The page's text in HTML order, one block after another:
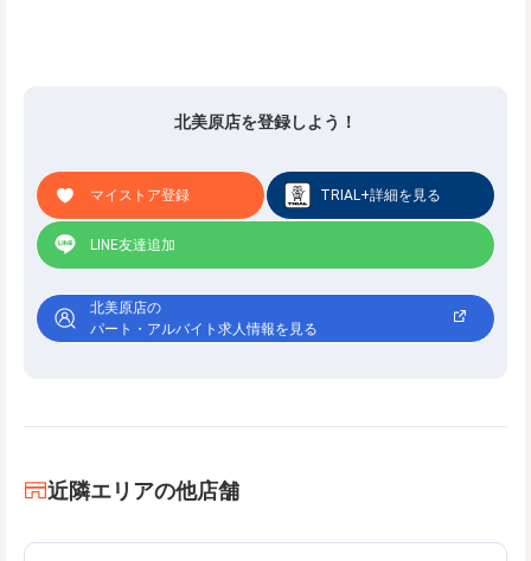
北美原店を登録しよう！
マイストア登録 TRIAL+詳細を見る
LINE友達追加
北美原店の
パート・アルバイト求人情報を見る
近隣エリアの他店舗